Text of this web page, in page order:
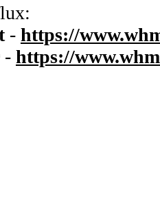
- https://
- https://